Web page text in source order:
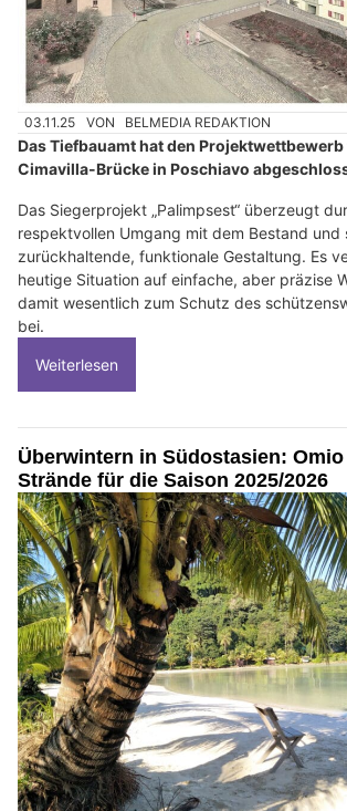
03.11.25 VON BELMEDIA REDAKTION
Das Tiefbauamt hat den
Cimavilla-Brücke in Poschiavo
Das Siegerprojekt „Palimpsest“ überzeugt
respektvollen Umgang mit dem Bestand und
zurückhaltende, funktionale Gestaltung. Es
heutige Situation auf einfache, aber präzise
damit wesentlich zum Schutz des
bei.
Weiterlesen
Überwintern in Südostasien:
Strände für die Saison 2025/2026